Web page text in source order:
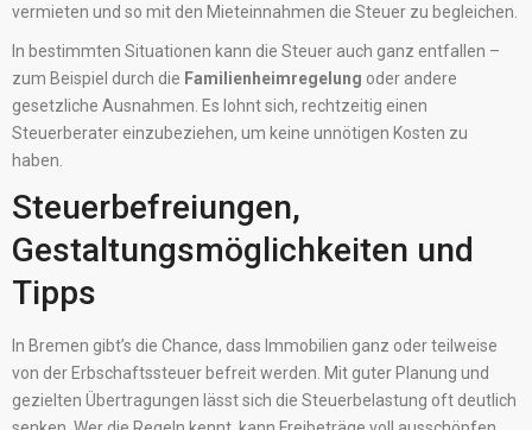
vermieten und so mit den Mieteinnahmen die Steuer zu begleichen.
In bestimmten Situationen kann die Steuer auch ganz entfallen –
zum Beispiel durch die Familienheimregelung oder andere
gesetzliche Ausnahmen. Es lohnt sich, rechtzeitig einen
Steuerberater einzubeziehen, um keine unnötigen Kosten zu
haben.
Steuerbefreiungen,
Gestaltungsmöglichkeiten und
Tipps
In Bremen gibt’s die Chance, dass Immobilien ganz oder teilweise
von der Erbschaftssteuer befreit werden. Mit guter Planung und
gezielten Übertragungen lässt sich die Steuerbelastung oft deutlich